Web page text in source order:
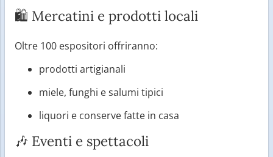
🛍 Mercatini e prodotti locali
Oltre 100 espositori offriranno:
prodotti artigianali
miele, funghi e salumi tipici
liquori e conserve fatte in casa
🎶 Eventi e spettacoli